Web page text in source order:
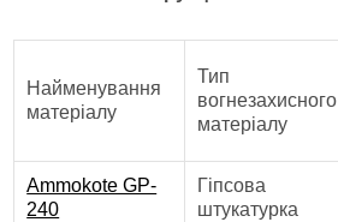
Найменування
матеріалу
Тип
вогнезахисного
матеріалу
Ammokote GP-
240
Гіпсова
штукатурка